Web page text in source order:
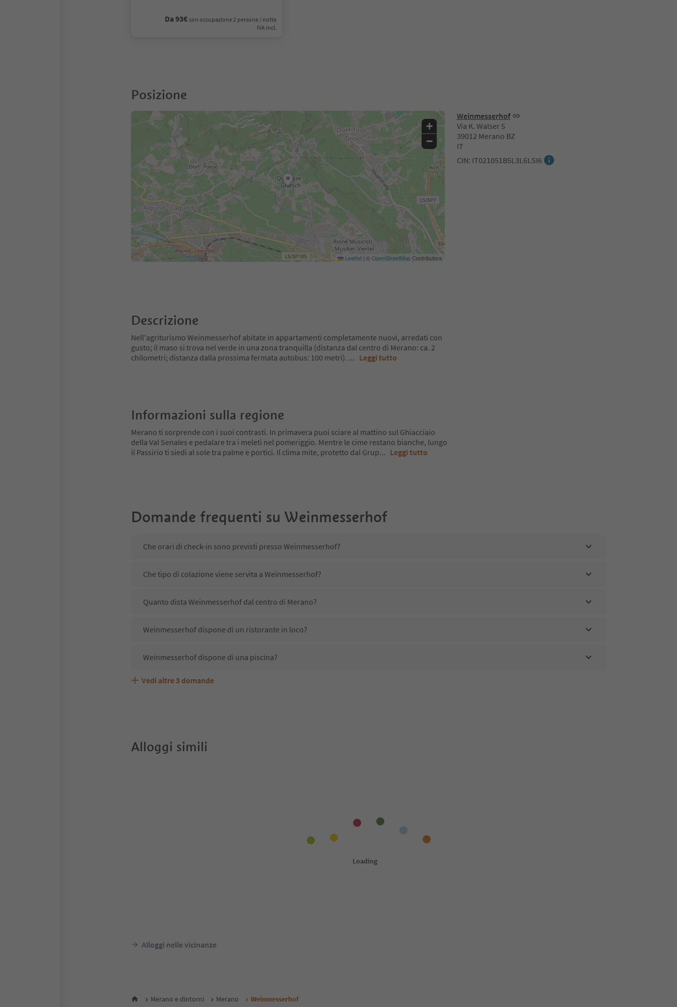
Da 93€ con occupazione 2 persone / notte
IVA incl.
Posizione
Weinmesserhof
Via K. Walser 5
39012 Merano BZ
IT
CIN: IT021051B5L3L6LSI6
+
−
Leaflet | ©OpenStreetMapContributors
Descrizione
Nell'agriturismo Weinmesserhof abitate in appartamenti completamente nuovi, arredati con
gusto; il maso si trova nel verde in una zona tranquilla (distanza dal centro di Merano: ca. 2
chilometri; distanza dalla prossima fermata autobus: 100 metri). ... Leggi tutto
Informazioni sulla regione
Merano ti sorprende con i suoi contrasti. In primavera puoi sciare al mattino sul Ghiacciaio
della Val Senales e pedalare tra i meleti nel pomeriggio. Mentre le cime restano bianche, lungo
il Passirio ti siedi al sole tra palme e portici. Il clima mite, protetto dal Grup... Leggi tutto
Domande frequenti su Weinmesserhof
Che orari di check-in sono previsti presso Weinmesserhof?
Che tipo di colazione viene servita a Weinmesserhof?
Quanto dista Weinmesserhof dal centro di Merano?
Weinmesserhof dispone di un ristorante in loco?
Weinmesserhof dispone di una piscina?
Weinmesserhof accetta animali domestici?
Quali servizi/attività sono disponibili presso Weinmesserhof?
Gli ospiti di Weinmesserhof ricevono l'Alto Adige Guest Pass?
Vedi altre 3 domande
Alloggi simili
Alloggi nelle vicinanze
Merano e dintorni Merano Weinmesserhof